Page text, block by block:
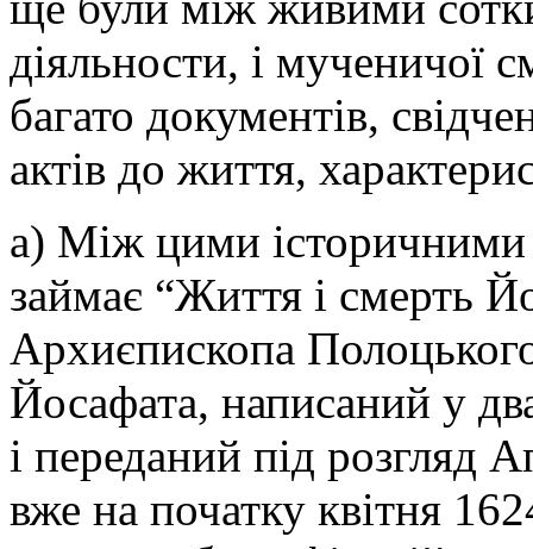
діяльности, і мученичої
багато документів,
актів до життя,
а) Між цими
займає “Життя і смерть
Архиєпископа
Йосафата, написаний у
і переданий під розгляд
вже на початку квітня